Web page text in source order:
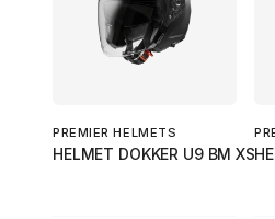
PREMIER HELMETS
HELMET DOKKER U9 BM XS